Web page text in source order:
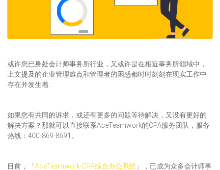
或许您已身处会计师事务所行业，又或许是在相近事务所领域中，
上文提及的企业管理难点和管理者的困惑都时时刻刻在现实工作中
存在并发生着…
如果您有共同的诉求，或还有更多的问题等待解决，又没有更好的
解决方案？那就可以直接联系AceTeamwork的CPA服务团队，服务
热线：400-869-8691。
目前，「 AceTeamwork-CPA综合办公系统 」，已成为众多会计师事